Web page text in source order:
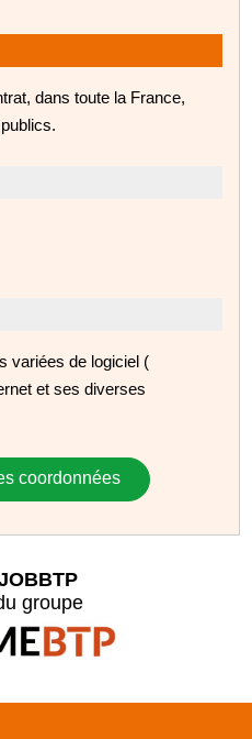
dans toute la France,
variées de logiciel (
et ses diverses
coordonnées
groupe